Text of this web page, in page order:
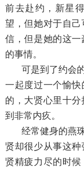
前去赴约，新星
望，但她对于自
信，但是她的这
的事情。
可是到了约会
一起度过一个愉
的，大贤心里十
到非常内疚。
经常健身的燕
贤却很少从事这
贤精疲力尽的时